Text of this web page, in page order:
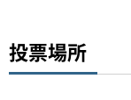
投票場所